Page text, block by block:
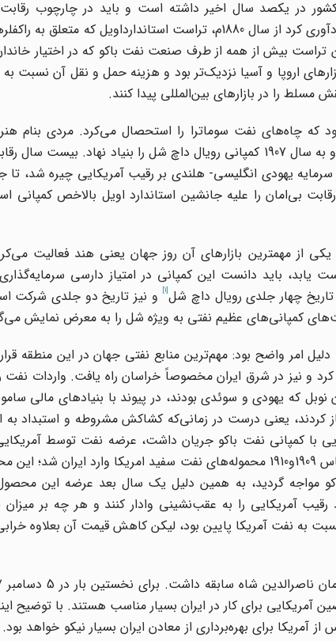
در یکصد سال اخیر داشته است و باید در چارچوب
کمپانی‌های نفتی مورد ارزیابی قرار گیرد. پیش از همه باید یادآوری کرد از سال 1880م، تراست
تراست بیش از همه از طرف صنعت نفت باکو که در اختیار
اروپا و آسیا نزدیک‌تر بود و هزینه حمل و نقل آن نسبت
مسلط را در بازارهای بین‌المللی پیدا کنند.
که چاه‌های نفت سوماترا را استحصال می‌کرد. مردی بنام
هلندی بود، با رقیبان اصلی راکفلر یعنی روچیلد‌ها متحد شد و به سال 1907 کمپانی رویال داچ شل را بنیاد
یهودی انگلیسی- هلندی بر رقیب آمریکایی چیره شد، تا
رقابت بی‌امان را علیه جانشین استاندارد اویل بالاخص کمپانی
از مهمترین بازارهای آن روز جهان یعنی هند فعالیت
یابد، باید دانست این کمپانی در امتیاز دارسی
[1]
و نیز تاریخ دو جلدی شرکت
کمپانی‌های عظیم نفتی به ویژه شل را به معرض نمایش
دلیل امر واضح بود: مهم‌ترین منابع نفتی جهان در این منطقه
کرد و نیز در شرق ایران مخصوصاً خراسان راه یافت. واردات
که یهودی و سوئدی بودند، در پیوند با بنیادهای مالی
خود را آغاز کردند، یعنی درست در زمانی‌که کشاکش مشروطه و استبداد
با کمپانی نفت باکو جریان داشت، عرضه نفت توسط
قیمت این محصول در جنوب ایران شده بود. از سال‌های حساس 1909و1910 محموله‌های نفت سفید امریکا
مواجه گردید، به همین دلیل یک سال بعد عرضه این
آمریکایی را به عقب‌نشینی وادار کنند و هر چه بر میزان
به نفت آمریکا پایین بود، لیکن کاهش قیمت آن بعلاوه
آمریکایی برای کار در ایران بسیار مناسب هستند. با توضیح
برای بهره‌برداری از معادن ایران بسیار نیکو خواهد